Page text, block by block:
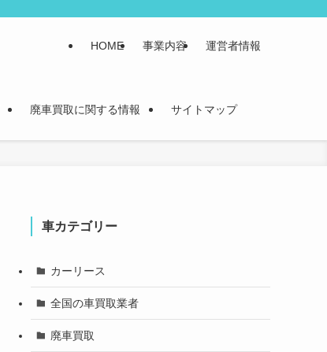
HOME 事業内容 運営者情報
廃車買取に関する情報 サイトマップ
車カテゴリー
カーリース
全国の車買取業者
廃車買取